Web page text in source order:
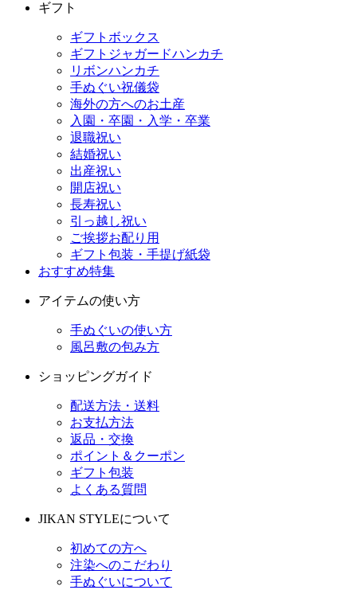
ギフト
ギフトボックス
ギフトジャガードハンカチ
リボンハンカチ
手ぬぐい祝儀袋
海外の方へのお土産
入園・卒園・入学・卒業
退職祝い
結婚祝い
出産祝い
開店祝い
長寿祝い
引っ越し祝い
ご挨拶お配り用
ギフト包装・手提げ紙袋
おすすめ特集
アイテムの使い方
手ぬぐいの使い方
風呂敷の包み方
ショッピングガイド
配送方法・送料
お支払方法
返品・交換
ポイント＆クーポン
ギフト包装
よくある質問
JIKAN STYLEについて
初めての方へ
注染へのこだわり
手ぬぐいについて